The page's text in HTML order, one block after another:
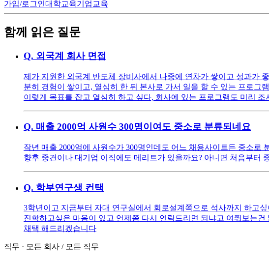
가입/로그인대학교육기업교육
함께 읽은 질문
Q. 외국계 회사 면접
제가 지원한 외국계 반도체 장비사에서 나중에 연차가 쌓이고 성과가
분히 경험이 쌓이고, 열심히 한 뒤 본사로 가서 일을 할 수 있는 프로
이렇게 목표를 잡고 열심히 하고 싶다, 회사에 있는 프로그램도 미리
Q. 매출 2000억 사원수 300명이여도 중소로 분류되네요
작년 매출 2000억에 사원수가 300명인데도 어느 채용사이트든 중소
향후 중견이나 대기업 이직에도 메리트가 있을까요? 아니면 처음부터
Q. 학부연구생 컨택
3학년이고 지금부터 자대 연구실에서 회로설계쪽으로 석사까지 하고
진학하고싶은 마음이 있고 언제쯤 다시 연락드리면 되냐고 여쭤보는
채택 해드리겠습니다
직무 · 모든 회사 / 모든 직무